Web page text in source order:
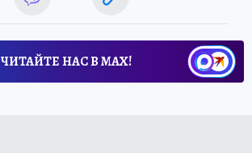
ЧИТАЙТЕ НАС В МАХ!